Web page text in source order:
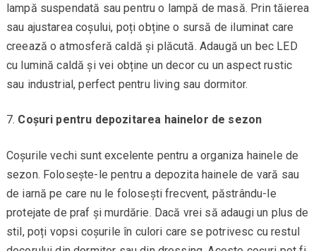
lampă suspendată sau pentru o lampă de masă. Prin tăierea
sau ajustarea coșului, poți obține o sursă de iluminat care
creează o atmosferă caldă și plăcută. Adaugă un bec LED
cu lumină caldă și vei obține un decor cu un aspect rustic
sau industrial, perfect pentru living sau dormitor.
Coșuri pentru depozitarea hainelor de sezon
Coșurile vechi sunt excelente pentru a organiza hainele de
sezon. Folosește-le pentru a depozita hainele de vară sau
de iarnă pe care nu le folosești frecvent, păstrându-le
protejate de praf și murdărie. Dacă vrei să adaugi un plus de
stil, poți vopsi coșurile în culori care se potrivesc cu restul